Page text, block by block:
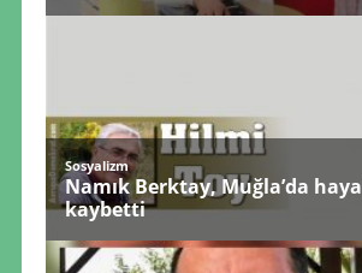
Sosyalizm
Namık Berktay, Muğla’da
kaybetti